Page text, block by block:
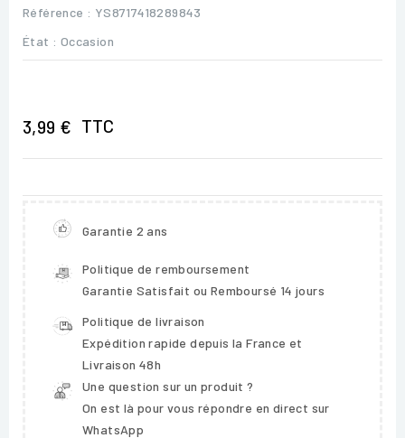
Référence : YS8717418289843
État : Occasion
3,99 € TTC
Garantie 2 ans
Politique de remboursement
Garantie Satisfait ou Remboursé 14 jours
Politique de livraison
Expédition rapide depuis la France et
Livraison 48h
Une question sur un produit ?
On est là pour vous répondre en direct sur
WhatsApp